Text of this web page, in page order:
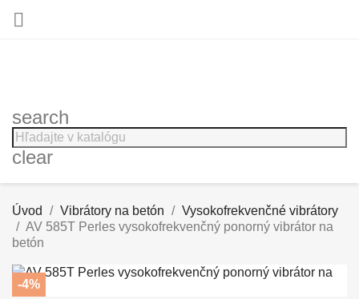

search
clear
Úvod Vibrátory na betón
Vysokofrekvenčné vibrátory
AV 585T Perles vysokofrekvenčný ponorný vibrátor na
betón
-4%